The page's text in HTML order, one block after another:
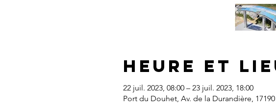
Heure et
22 juil. 2023, 08:00 – 23 juil. 2023, 18:00
Port du Douhet, Av. de la Durandière,